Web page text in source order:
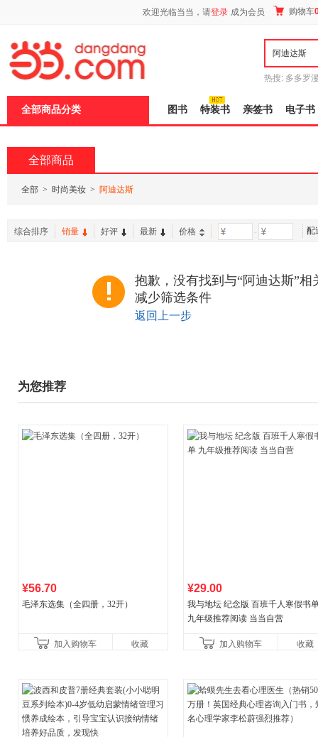
欢迎光临当当，请登录 成为会员 购物车
热搜: 多多罗
全部商品分类 图书 特装书 亲签书 电子书
全部商品
全部 > 时尚美妆 > 阿迪达斯
综合排序 销量 好评 最新 价格 - 配
抱歉，没有找到与“阿迪达斯”
减少筛选条件
返回上一步
为您推荐
¥56.70
毛泽东选集（全四册，32开）
加入购物车 收藏
¥29.00
我与地坛 纪念版 百班千人寒假书
九年级推荐阅读 当当自营
加入购物车 收藏
页
加